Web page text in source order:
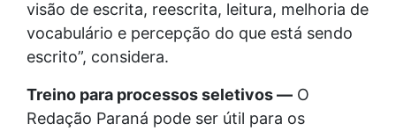
visão de escrita, reescrita, leitura, melhoria de
vocabulário e percepção do que está sendo
escrito”, considera.
Treino para processos seletivos — O
Redação Paraná pode ser útil para os